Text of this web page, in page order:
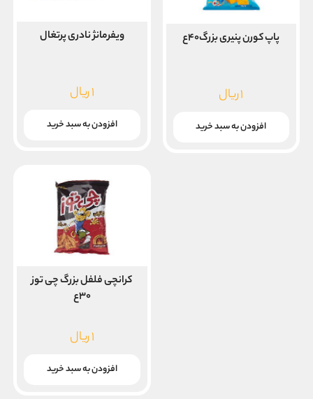
پاپ کورن پنیری بزرگ۴۰ع
۱ریال
افزودن به سبد خرید
ویفرمانژ نادری پرتغال
۱ریال
افزودن به سبد خرید
کرانچی فلفل بزرگ چی توز
۳۰ع
۱ریال
افزودن به سبد خرید